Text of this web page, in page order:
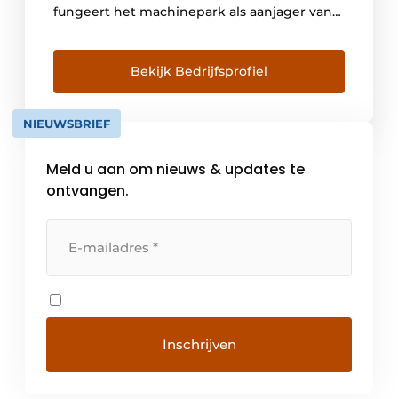
fungeert het machinepark als aanjager van
industriële toepassingen moeten mee in die
ontwikkelingen. Met SigmaControl heeft u
een partner die uw business begrijpt. En die
u in staat stelt om uw machines optimaal […]
Bekijk Bedrijfsprofiel
NIEUWSBRIEF
Meld u aan om nieuws & updates te
ontvangen.